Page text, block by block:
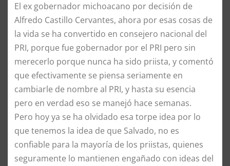
El ex gobernador michoacano por decisión de
Alfredo Castillo Cervantes, ahora por esas cosas de
la vida se ha convertido en consejero nacional del
PRI, porque fue gobernador por el PRI pero sin
merecerlo porque nunca ha sido priista, y comentó
que efectivamente se piensa seriamente en
cambiarle de nombre al PRI, y hasta su esencia
pero en verdad eso se manejó hace semanas.
Pero hoy ya se ha olvidado esa torpe idea por lo
que tenemos la idea de que Salvado, no es
confiable para la mayoría de los priistas, quienes
seguramente lo mantienen engañado con ideas del